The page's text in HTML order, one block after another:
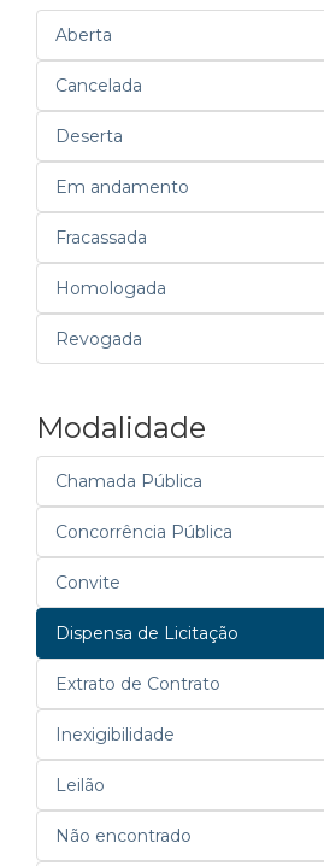
Aberta
Cancelada
Deserta
Em andamento
Fracassada
Homologada
Revogada
Modalidade
Chamada Pública
Concorrência Pública
Convite
Dispensa de Licitação
Extrato de Contrato
Inexigibilidade
Leilão
Não encontrado